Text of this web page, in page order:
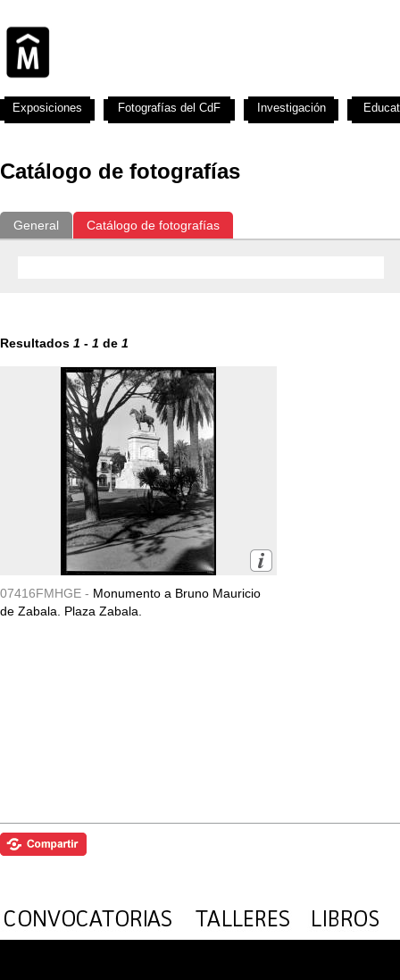
Catálogo de fotografías
General Catálogo de fotografías
Resultados 1 - 1 de 1
07416FMHGE - Monumento a Bruno Mauricio
de Zabala. Plaza Zabala.
Exposiciones Fotografías del CdF Investigación